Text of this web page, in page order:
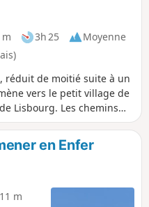
3h 25
Moyenne
réduit de moitié suite à un
vers le petit village de
Lisbourg. Les chemins
Nord sont en partie
n'hésitez pas à les
les agriculteurs.
en Enfer
m